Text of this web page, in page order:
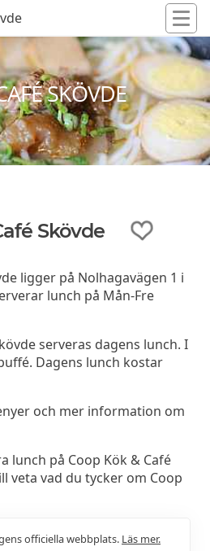
SKÖVDE
Skövde
ligger på Nolhagavägen 1 i
lunch på Mån-Fre
serveras dagens lunch. I
Dagens lunch kostar
och mer information om
lunch på Coop Kök & Café
veta vad du tycker om Coop
officiella webbplats. Läs mer.